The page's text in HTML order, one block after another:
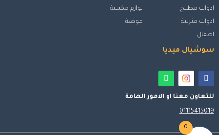
ادوات مطبخ
ادوات منزلية
اطفال
لوازم مكتبية
موضة
سوشيال ميديا
للتعاون معنا او الامور الهامة
01115415019
0